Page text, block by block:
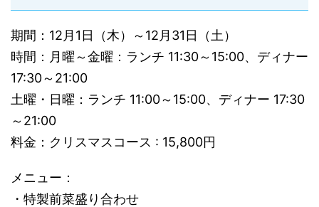
期間：12月1日（木）～12月31日（土）
時間：月曜～金曜：ランチ 11:30～15:00、ディナー
17:30～21:00
土曜・日曜：ランチ 11:00～15:00、ディナー 17:30
～21:00
料金：クリスマスコース : 15,800円
メニュー：
・特製前菜盛り合わせ